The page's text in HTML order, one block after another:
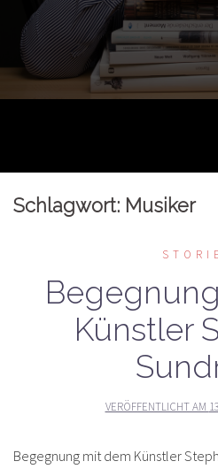
Schlagwort: Musiker
Künstler
VERÖFFENTLICHT AM
Begegnung mit dem Künstler